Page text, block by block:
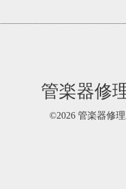
管楽器修
©2026 管楽器修